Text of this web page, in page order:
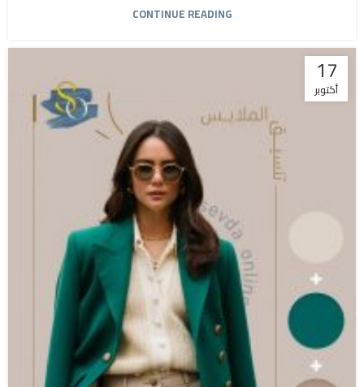
CONTINUE READING
17
أكتوبر